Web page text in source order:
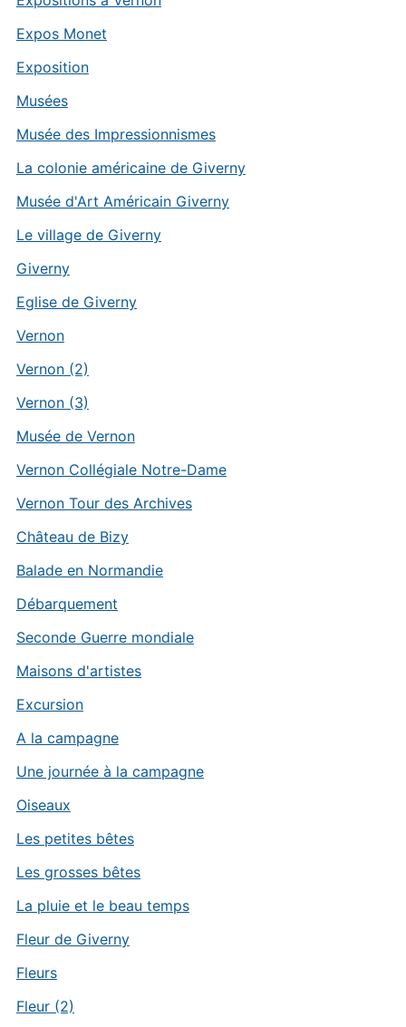
Expos Monet
Exposition
Musées
Musée des Impressionnismes
La colonie américaine de Giverny
Musée d'Art Américain Giverny
Le village de Giverny
Giverny
Eglise de Giverny
Vernon
Vernon (2)
Vernon (3)
Musée de Vernon
Vernon Collégiale Notre-Dame
Vernon Tour des Archives
Château de Bizy
Balade en Normandie
Débarquement
Seconde Guerre mondiale
Maisons d'artistes
Excursion
A la campagne
Une journée à la campagne
Oiseaux
Les petites bêtes
Les grosses bêtes
La pluie et le beau temps
Fleur de Giverny
Fleurs
Fleur (2)